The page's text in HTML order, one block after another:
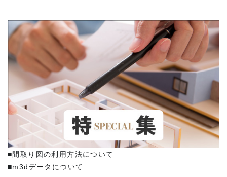
■間取り図の利用方法について
■m3dデータについて